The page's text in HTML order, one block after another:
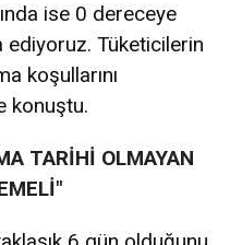
ise 0 dereceye
ediyoruz. Tüketicilerin
koşullarını
konuştu.
TARİHİ OLMAYAN